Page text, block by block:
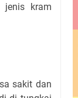
jenis kram
sakit dan